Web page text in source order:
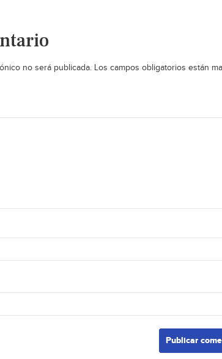
no será publicada. Los campos obligatorios están